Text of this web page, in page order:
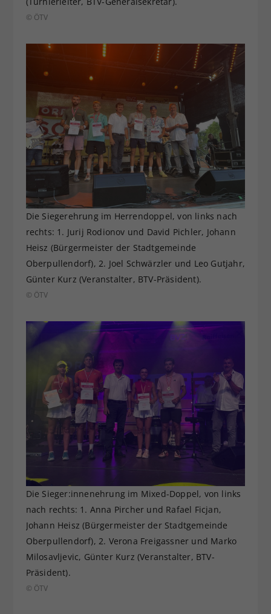
© ÖTV
Die Siegerehrung im Herrendoppel, von links nach
rechts: 1. Jurij Rodionov und David Pichler, Johann
Heisz (Bürgermeister der Stadtgemeinde
Oberpullendorf), 2. Joel Schwärzler und Leo Gutjahr,
Günter Kurz (Veranstalter, BTV-Präsident).
© ÖTV
Die Sieger:innenehrung im Mixed-Doppel, von links
nach rechts: 1. Anna Pircher und Rafael Ficjan,
Johann Heisz (Bürgermeister der Stadtgemeinde
Oberpullendorf), 2. Verona Freigassner und Marko
Milosavljevic, Günter Kurz (Veranstalter, BTV-
Präsident).
© ÖTV